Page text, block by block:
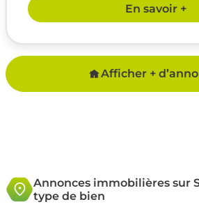
En savoir +
Afficher +
Annonces immobilières sur
type de bien